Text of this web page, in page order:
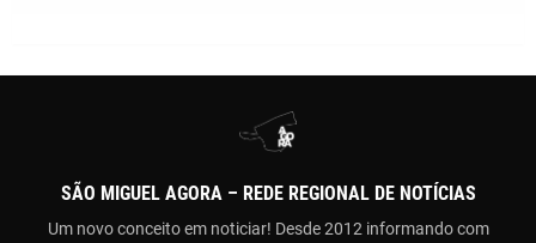
SÃO MIGUEL AGORA – REDE REGIONAL DE NOTÍCIAS
Um novo conceito em noticiar! Desde 2012 informando com